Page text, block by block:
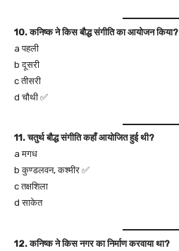
10. कनिष्क ने किस बौद्ध संगीति का आयोजन किया?
a पहली
b दूसरी
c तीसरी
d चौथी ✅
11. चतुर्थ बौद्ध संगीति कहाँ आयोजित हुई थी?
a मगध
b कुण्डलवन, कश्मीर ✅
c तक्षशिला
d साकेत
12. कनिष्क ने किस नगर का निर्माण करवाया था?